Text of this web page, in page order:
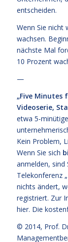
entscheiden.
Wenn Sie nicht
wachsen.
nächste Mal
10 Prozent
—
„Five Minutes
Videoserie,
etwa 5-
Kein Problem,
Wenn Sie sich
anmelden,
Telekonferenz
nichts ändert,
registriert. Zur
hier. Die
© 2014, Prof.